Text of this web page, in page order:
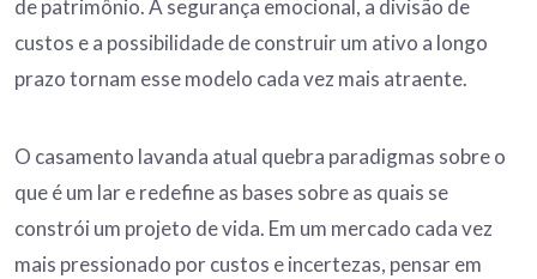
de patrimônio. A segurança emocional, a divisão de
custos e a possibilidade de construir um ativo a longo
prazo tornam esse modelo cada vez mais atraente.
O casamento lavanda atual quebra paradigmas sobre o
que é um lar e redefine as bases sobre as quais se
constrói um projeto de vida. Em um mercado cada vez
mais pressionado por custos e incertezas, pensar em